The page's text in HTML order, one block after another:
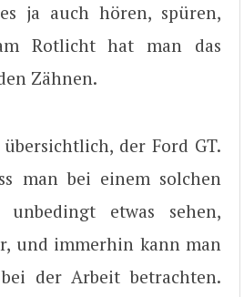
ja auch hören, spüren,
Rotlicht hat man das
Zähnen.
der Ford GT.
man bei einem solchen
etwas sehen,
und immerhin kann man
der Arbeit betrachten.